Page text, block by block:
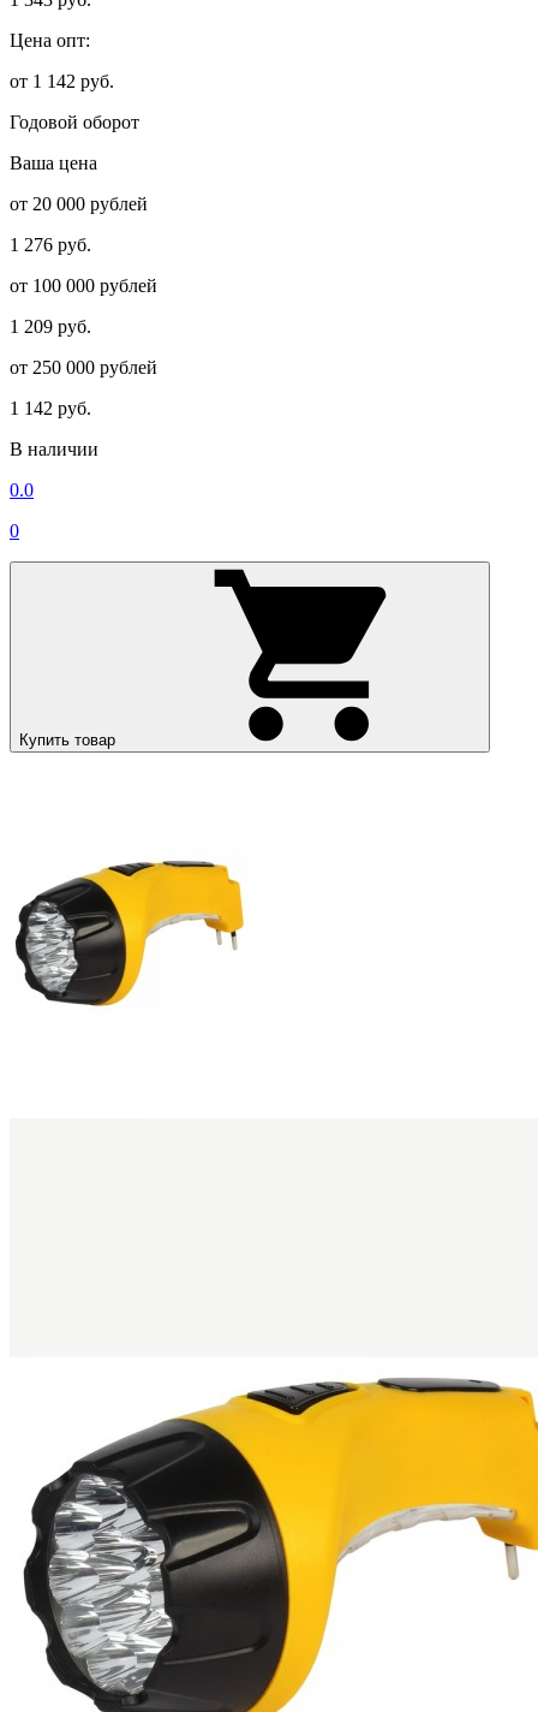
Цена опт:
от 1 142 руб.
Годовой оборот
Ваша цена
от 20 000 рублей
1 276 руб.
от 100 000 рублей
1 209 руб.
от 250 000 рублей
1 142 руб.
В наличии
0.0
0
Купить товар